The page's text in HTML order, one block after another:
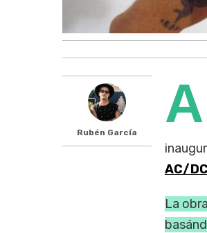
Rubén García A
AC/DC
La